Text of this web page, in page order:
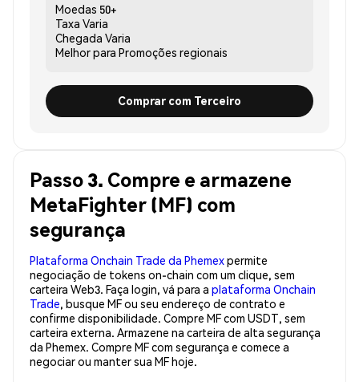
Moedas 50+
Taxa Varia
Chegada Varia
Melhor para Promoções regionais
Comprar com Terceiro
Passo 3. Compre e armazene
MetaFighter (MF) com
segurança
Plataforma Onchain Trade da Phemexpermite
negociação de tokens on-chain com um clique, sem
carteira Web3. Faça login, vá para a plataforma Onchain
Trade, busque MF ou seu endereço de contrato e
confirme disponibilidade. Compre MF com USDT, sem
carteira externa. Armazene na carteira de alta segurança
da Phemex. Compre MF com segurança e comece a
negociar ou manter sua MF hoje.